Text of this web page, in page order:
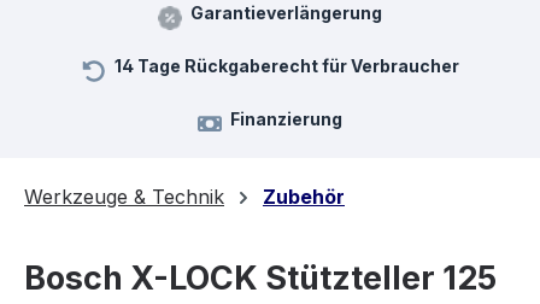
Garantieverlängerung
14 Tage Rückgaberecht für Verbraucher
Finanzierung
Werkzeuge & Technik Zubehör
Bosch X-LOCK Stützteller 125